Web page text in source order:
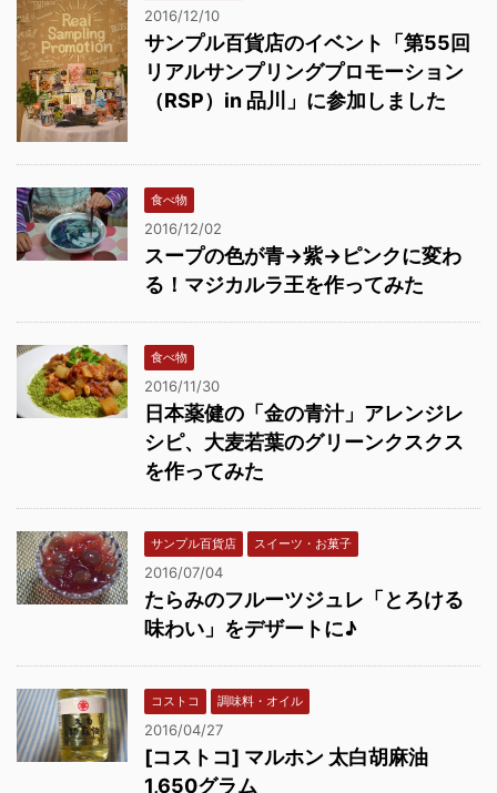
2016/12/10
サンプル百貨店のイベント「第55回
リアルサンプリングプロモーション
（RSP）in 品川」に参加しました
食べ物
2016/12/02
スープの色が青→紫→ピンクに変わ
る！マジカルラ王を作ってみた
食べ物
2016/11/30
日本薬健の「金の青汁」アレンジレ
シピ、大麦若葉のグリーンクスクス
を作ってみた
サンプル百貨店 スイーツ・お菓子
2016/07/04
たらみのフルーツジュレ「とろける
味わい」をデザートに♪
コストコ 調味料・オイル
2016/04/27
[コストコ] マルホン 太白胡麻油
1,650グラム